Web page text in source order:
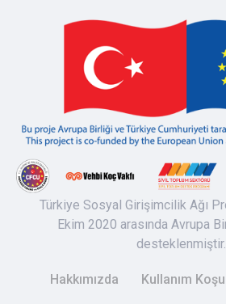
Türkiye Sosyal Girişimcilik Ağı
Ekim 2020 arasında Avrupa
desteklenmiştir.
Hakkımızda Kullanım